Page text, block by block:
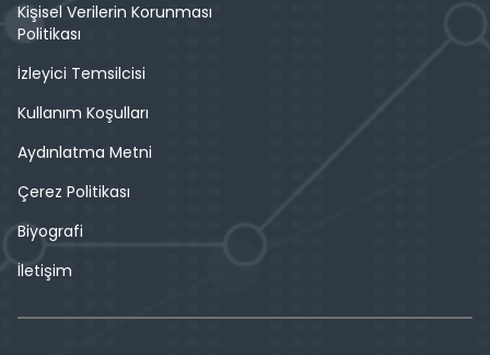
Kişisel Verilerin Korunması
Politikası
İzleyici Temsilcisi
Kullanım Koşulları
Aydınlatma Metni
Çerez Politikası
Biyografi
İletişim